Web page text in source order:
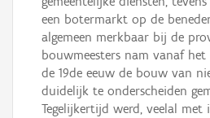
een botermarkt op de
algemeen merkbaar bij de
bouwmeesters nam vanaf
de 19de eeuw de bouw van
duidelijk te onderscheiden
Tegelijkertijd werd, veelal met